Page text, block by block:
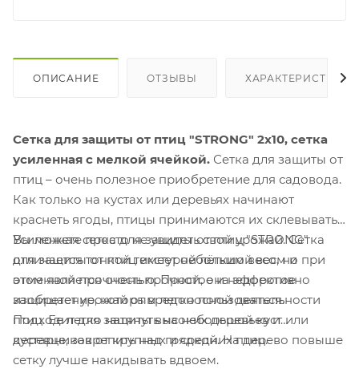
ОПИСАНИЕ ОТЗЫВЫ ХАРАКТЕРИСТИКИ
Сетка для защиты от птиц "STRONG" 2х10, сетка
усиленная с мелкой ячейкой. Сетка для защиты от
птиц – очень полезное приобретение для садовода.
Как только на кустах или деревьях начинают
краснеть ягоды, птицы принимаются их склевывать.
Вы можете просто не увидеть свой урожай. Сетка
для защиты от птиц имеет небольшой вес, но при
этом является очень прочной, она эффективно
защищает урожай от вредоносной деятельности
птиц. Ее легко натянуть на небольшой куст или
деревце, закрепить над грядкой. На дерево повыше
сетку лучше накидывать вдвоем.
Усиленная сетка для защиты от птиц "STRONG"
отличается тонкой текстурой лёгким весом и
отменной прочностью. Простое и недорогое
изобретение, которым легко пользоваться.
Подходит для защиты высоких деревьев и
кустарников от крупных и средних птиц.